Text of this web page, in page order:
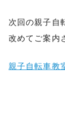
次回の親子自
改めてご案内
親子自転車教